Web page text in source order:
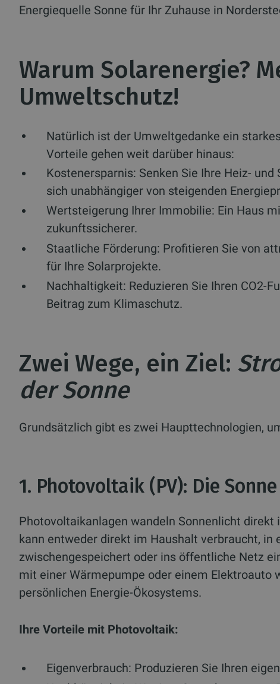
Energiequelle Sonne für Ihr Zuhause in
Warum Solarenergie?
Umweltschutz!
Natürlich ist der Umweltgedanke ein
Vorteile gehen weit darüber hinaus:
Kostenersparnis: Senken Sie Ihre Heiz-
sich unabhängiger von steigenden
Wertsteigerung Ihrer Immobilie: Ein Haus
zukunftssicherer.
Staatliche Förderung: Profitieren Sie von
für Ihre Solarprojekte.
Nachhaltigkeit: Reduzieren Sie Ihren CO2-
Beitrag zum Klimaschutz.
Zwei Wege, ein Ziel:
der Sonne
Grundsätzlich gibt es zwei Haupttechnologien,
1. Photovoltaik (PV): Die
Photovoltaikanlagen wandeln Sonnenlicht
kann entweder direkt im Haushalt verbraucht, in
zwischengespeichert oder ins öffentliche Netz
mit einer Wärmepumpe oder einem Elektroauto
persönlichen Energie-Ökosystems.
Ihre Vorteile mit Photovoltaik:
Eigenverbrauch: Produzieren Sie Ihren